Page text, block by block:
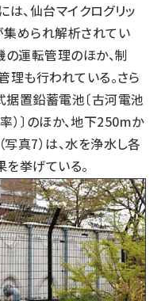
、仙台マイクログリッ
集められ解析されてい
の運転管理のほか、制
理も行われている。さら
据置鉛蓄電池〔古河電池
）〕のほか、地下250mか
真7）は、水を浄水し各
挙げている。